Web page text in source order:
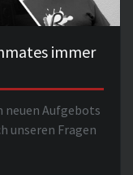
immer
neuen Aufgebots
unseren Fragen